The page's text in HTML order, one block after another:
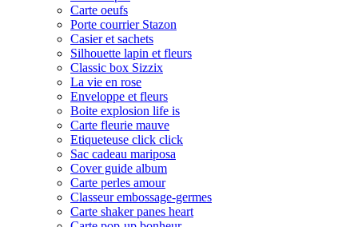
Carte oeufs
Porte courrier Stazon
Casier et sachets
Silhouette lapin et fleurs
Classic box Sizzix
La vie en rose
Enveloppe et fleurs
Boite explosion life is
Carte fleurie mauve
Etiqueteuse click click
Sac cadeau mariposa
Cover guide album
Carte perles amour
Classeur embossage-germes
Carte shaker panes heart